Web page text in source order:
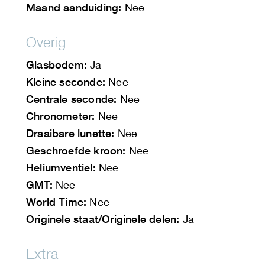
Maand aanduiding: Nee
Overig
Glasbodem: Ja
Kleine seconde: Nee
Centrale seconde: Nee
Chronometer: Nee
Draaibare lunette: Nee
Geschroefde kroon: Nee
Heliumventiel: Nee
GMT: Nee
World Time: Nee
Originele staat/Originele delen: Ja
Extra